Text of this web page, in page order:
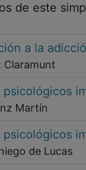
de este
a la
Claramunt
psicológicos
Martín
psicológicos
de Lucas